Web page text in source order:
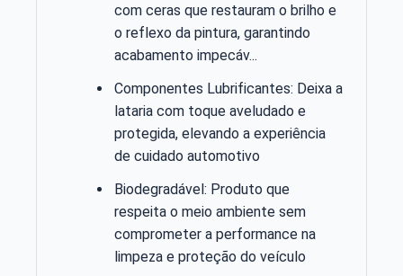
com ceras que restauram o brilho e
o reflexo da pintura, garantindo
acabamento impecáv...
Componentes Lubrificantes: Deixa a
lataria com toque aveludado e
protegida, elevando a experiência
de cuidado automotivo
Biodegradável: Produto que
respeita o meio ambiente sem
comprometer a performance na
limpeza e proteção do veículo